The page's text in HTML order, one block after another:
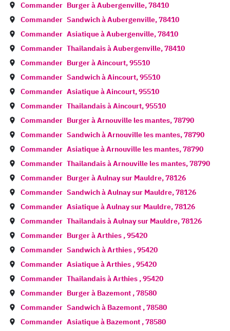
Commander Burger àAubergenville,78410
Commander Sandwich àAubergenville,78410
Commander Asiatique àAubergenville,78410
Commander Thailandais àAubergenville,78410
Commander Burger àAincourt,95510
Commander Sandwich àAincourt,95510
Commander Asiatique àAincourt,95510
Commander Thailandais àAincourt,95510
Commander Burger àArnouville les mantes,78790
Commander Sandwich àArnouville les mantes,78790
Commander Asiatique àArnouville les mantes,78790
Commander Thailandais àArnouville les mantes,78790
Commander Burger àAulnay sur Mauldre,78126
Commander Sandwich àAulnay sur Mauldre,78126
Commander Asiatique àAulnay sur Mauldre,78126
Commander Thailandais àAulnay sur Mauldre,78126
Commander Burger àArthies ,95420
Commander Sandwich àArthies ,95420
Commander Asiatique àArthies ,95420
Commander Thailandais àArthies ,95420
Commander Burger à Bazemont ,78580
Commander Sandwich à Bazemont ,78580
Commander Asiatique à Bazemont ,78580